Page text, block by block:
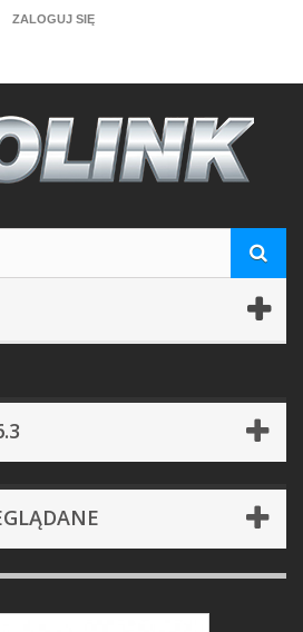
ZALOGUJ SIĘ